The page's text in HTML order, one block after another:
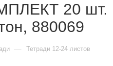
20 шт.
880069
— Тетради 12-24 листов